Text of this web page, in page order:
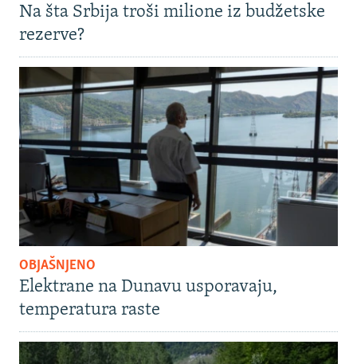
Na šta Srbija troši milione iz budžetske
rezerve?
OBJAŠNJENO
Elektrane na Dunavu usporavaju,
temperatura raste